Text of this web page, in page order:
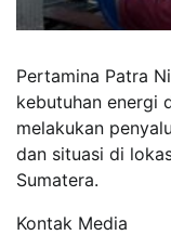
Pertamina Patra
kebutuhan energi
melakukan
dan situasi di
Sumatera.
Kontak Media